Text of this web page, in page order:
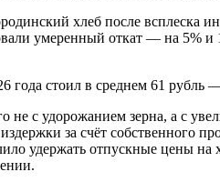
хлеб после всплеска
умеренный откат — на 5%
года стоил в среднем 61
не с удорожанием зерна, а с
за счёт собственного
удержать отпускные цены